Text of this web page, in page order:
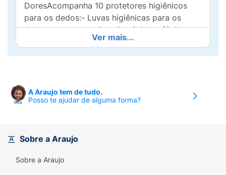
DoresAcompanha 10 protetores higiênicos
para os dedos:- Luvas higiênicas para os
dedos para uma aplicação rápida e fácil;-
Aplicação higiênica e confortável;- As luvas
protegem as feridas da contaminação
do produto.Modo de usar:
Uso externo. Vestir
a luva higiênica no dedo que preferir e aplicar
dia por dois a três dias ou a critério médico.
Ver mais...
A Araujo tem de tudo.
Posso te ajudar de alguma forma?
Sobre a Araujo
Sobre a Araujo